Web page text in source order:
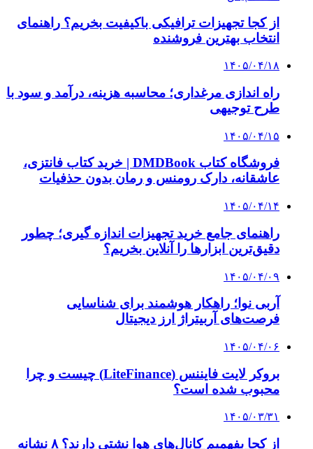
استودیو همشهری در کاخ جشنواره فیلم فجر
۱۴۰۳/۱۱/۰۷
تصویب اسناد وضوابط جدید شهرسازی درتهران/
بازنگری طرح تفصیلی وتهیه شناسنامه فنی باغات
تکمیل خیالستان زندگی در شرق پایتخت
۱۴۰۳/۱۰/۲۱
صفحه اول همشهری دوشنبه ۲۲ دی + PDF
دکمه بازگشت به بالا